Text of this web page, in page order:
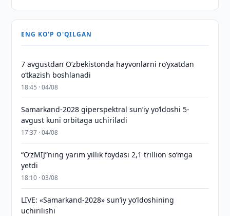
ENG KO'P O'QILGAN
7 avgustdan O‘zbekistonda hayvonlarni ro‘yxatdan
o‘tkazish boshlanadi
18:45 · 04/08
Samarkand-2028 giperspektral sun’iy yo‘ldoshi 5-
avgust kuni orbitaga uchiriladi
17:37 · 04/08
“O‘zMIJ”ning yarim yillik foydasi 2,1 trillion so‘mga
yetdi
18:10 · 03/08
LIVE: «Samarkand-2028» sun’iy yo‘ldoshining
uchirilishi